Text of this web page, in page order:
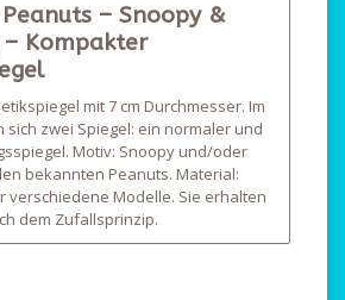
– Snoopy &
Kompakter
mit 7 cm Durchmesser. Im
zwei Spiegel: ein normaler und
Motiv: Snoopy und/oder
bekannten Peanuts. Material:
verschiedene Modelle. Sie erhalten
dem Zufallsprinzip.